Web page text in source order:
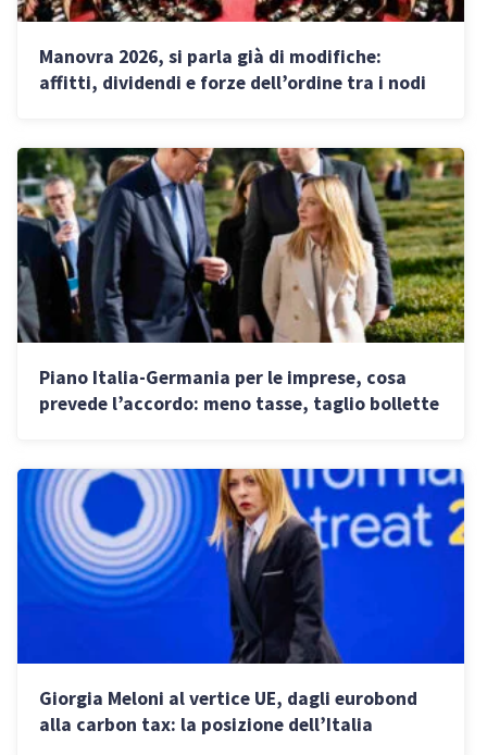
Manovra 2026, si parla già di modifiche:
affitti, dividendi e forze dell’ordine tra i nodi
Piano Italia-Germania per le imprese, cosa
prevede l’accordo: meno tasse, taglio bollette
Giorgia Meloni al vertice UE, dagli eurobond
alla carbon tax: la posizione dell’Italia